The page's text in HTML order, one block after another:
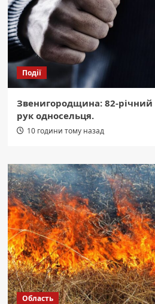
Події
Звенигородщина: 82-річний
рук односельця.
10 години тому назад
Область